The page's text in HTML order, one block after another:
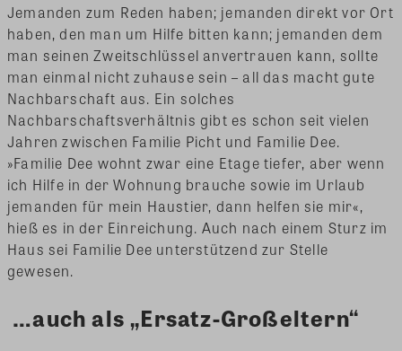
Jemanden zum Reden haben; jemanden direkt vor Ort
haben, den man um Hilfe bitten kann; jemanden dem
man seinen Zweitschlüssel anvertrauen kann, sollte
man einmal nicht zuhause sein – all das macht gute
Nachbarschaft aus. Ein solches
Nachbarschaftsverhältnis gibt es schon seit vielen
Jahren zwischen Familie Picht und Familie Dee.
»Familie Dee wohnt zwar eine Etage tiefer, aber wenn
ich Hilfe in der Wohnung brauche sowie im Urlaub
jemanden für mein Haustier, dann helfen sie mir«,
hieß es in der Einreichung. Auch nach einem Sturz im
Haus sei Familie Dee unterstützend zur Stelle
gewesen.
…auch als „Ersatz-Großeltern“